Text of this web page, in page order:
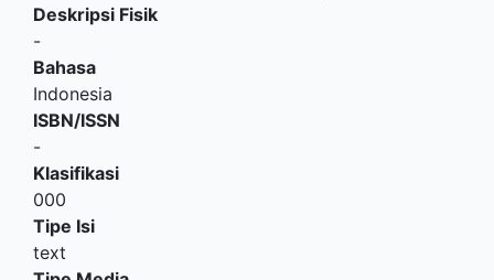
Deskripsi Fisik
-
Bahasa
Indonesia
ISBN/ISSN
-
Klasifikasi
000
Tipe Isi
text